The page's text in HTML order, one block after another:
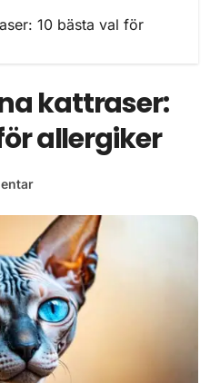
10 bästa val för
kattraser:
allergiker